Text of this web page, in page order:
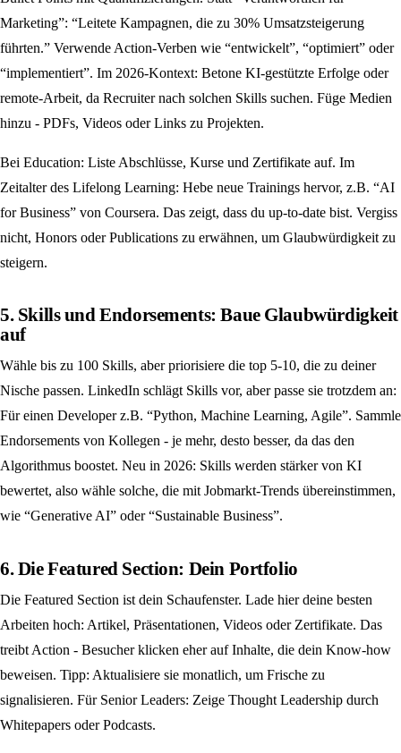
Marketing”: “Leitete Kampagnen, die zu 30% Umsatzsteigerung
führten.” Verwende Action-Verben wie “entwickelt”, “optimiert” oder
“implementiert”. Im 2026-Kontext: Betone KI-gestützte Erfolge oder
remote-Arbeit, da Recruiter nach solchen Skills suchen. Füge Medien
hinzu - PDFs, Videos oder Links zu Projekten.
Bei Education: Liste Abschlüsse, Kurse und Zertifikate auf. Im
Zeitalter des Lifelong Learning: Hebe neue Trainings hervor, z.B. “AI
for Business” von Coursera. Das zeigt, dass du up-to-date bist. Vergiss
nicht, Honors oder Publications zu erwähnen, um Glaubwürdigkeit zu
steigern.
5. Skills und Endorsements: Baue Glaubwürdigkeit
auf
Wähle bis zu 100 Skills, aber priorisiere die top 5-10, die zu deiner
Nische passen. LinkedIn schlägt Skills vor, aber passe sie trotzdem an:
Für einen Developer z.B. “Python, Machine Learning, Agile”. Sammle
Endorsements von Kollegen - je mehr, desto besser, da das den
Algorithmus boostet. Neu in 2026: Skills werden stärker von KI
bewertet, also wähle solche, die mit Jobmarkt-Trends übereinstimmen,
wie “Generative AI” oder “Sustainable Business”.
6. Die Featured Section: Dein Portfolio
Die Featured Section ist dein Schaufenster. Lade hier deine besten
Arbeiten hoch: Artikel, Präsentationen, Videos oder Zertifikate. Das
treibt Action - Besucher klicken eher auf Inhalte, die dein Know-how
beweisen. Tipp: Aktualisiere sie monatlich, um Frische zu
signalisieren. Für Senior Leaders: Zeige Thought Leadership durch
Whitepapers oder Podcasts.